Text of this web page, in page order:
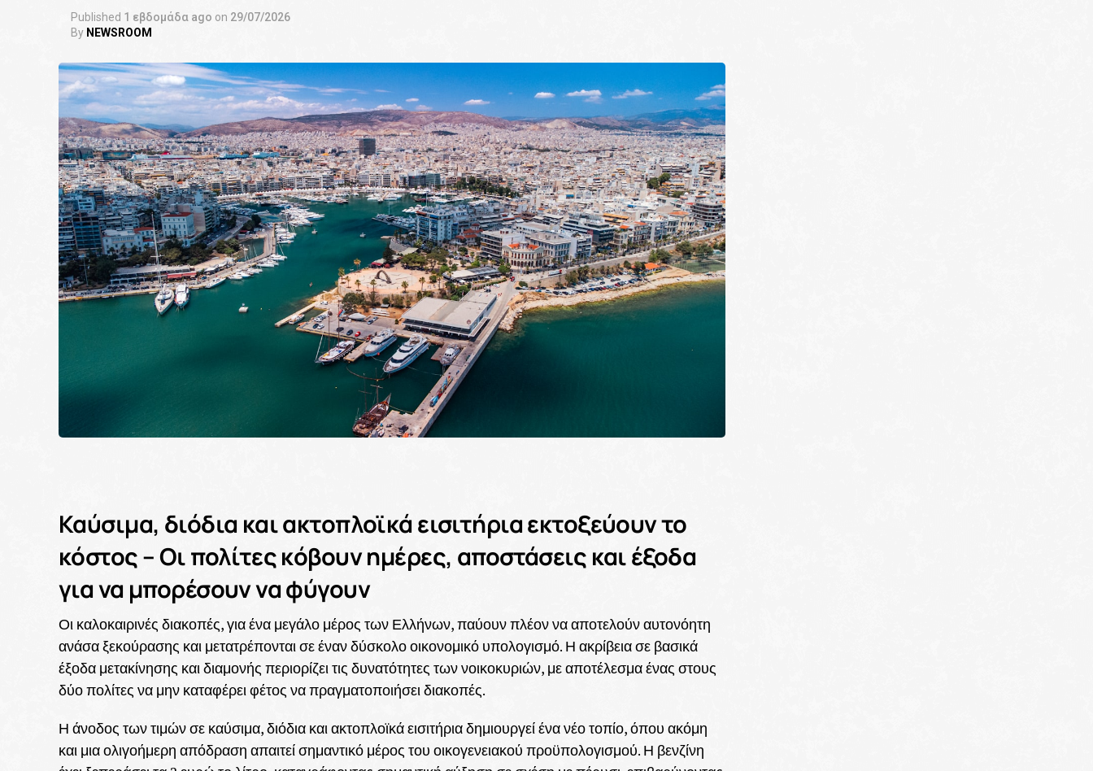
Published 1 εβδομάδα ago on 29/07/2026
By NEWSROOM
Καύσιμα, διόδια και ακτοπλοϊκά εισιτήρια εκτοξεύουν το
κόστος – Οι πολίτες κόβουν ημέρες, αποστάσεις και έξοδα
για να μπορέσουν να φύγουν
Οι καλοκαιρινές διακοπές, για ένα μεγάλο μέρος των Ελλήνων, παύουν πλέον να αποτελούν αυτονόητη
ανάσα ξεκούρασης και μετατρέπονται σε έναν δύσκολο οικονομικό υπολογισμό. Η ακρίβεια σε βασικά
έξοδα μετακίνησης και διαμονής περιορίζει τις δυνατότητες των νοικοκυριών, με αποτέλεσμα ένας στους
δύο πολίτες να μην καταφέρει φέτος να πραγματοποιήσει διακοπές.
Η άνοδος των τιμών σε καύσιμα, διόδια και ακτοπλοϊκά εισιτήρια δημιουργεί ένα νέο τοπίο, όπου ακόμη
και μια ολιγοήμερη απόδραση απαιτεί σημαντικό μέρος του οικογενειακού προϋπολογισμού. Η βενζίνη